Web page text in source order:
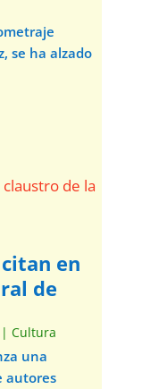
se ha alzado
en
de
Cultura
una
autores